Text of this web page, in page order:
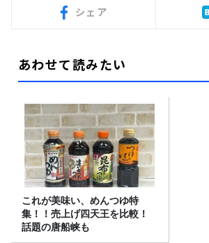
シェア
あわせて読みたい
これが美味い、めんつゆ特
集！！売上げ四天王を比較！
話題の唐船峡も